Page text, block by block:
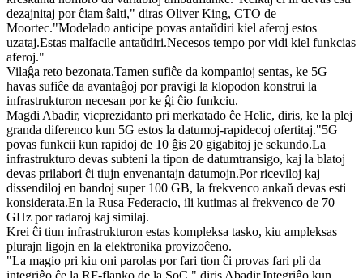
dezajnitaj por ĉiam ŝalti," diras Oliver King, CTO de
Moortec."Modelado anticipe povas antaŭdiri kiel aferoj estos
uzataj.Estas malfacile antaŭdiri.Necesos tempo por vidi kiel funkcias
aferoj."
Vilaĝa reto bezonata.Tamen sufiĉe da kompanioj sentas, ke 5G
havas sufiĉe da avantaĝoj por pravigi la klopodon konstrui la
infrastrukturon necesan por ke ĝi ĉio funkciu.
Magdi Abadir, vicprezidanto pri merkatado ĉe Helic, diris, ke la plej
granda diferenco kun 5G estos la datumoj-rapidecoj ofertitaj."5G
povas funkcii kun rapidoj de 10 ĝis 20 gigabitoj je sekundo.La
infrastrukturo devas subteni la tipon de datumtransigo, kaj la blatoj
devas prilabori ĉi tiujn envenantajn datumojn.Por riceviloj kaj
dissendiloj en bandoj super 100 GB, la frekvenco ankaŭ devas esti
konsiderata.En la Rusa Federacio, ili kutimas al frekvenco de 70
GHz por radaroj kaj similaj.
Krei ĉi tiun infrastrukturon estas kompleksa tasko, kiu ampleksas
plurajn ligojn en la elektronika provizoĉeno.
"La magio pri kiu oni parolas por fari tion ĉi provas fari pli da
integriĝo ĉe la RF-flanko de la SoC," diris Abadir.Integriĝo kun